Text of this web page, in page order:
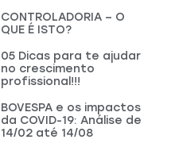
CONTROLADORIA – O
QUE É ISTO?
05 Dicas para te ajudar
no crescimento
profissional!!!
BOVESPA e os impactos
da COVID-19: Análise de
14/02 até 14/08